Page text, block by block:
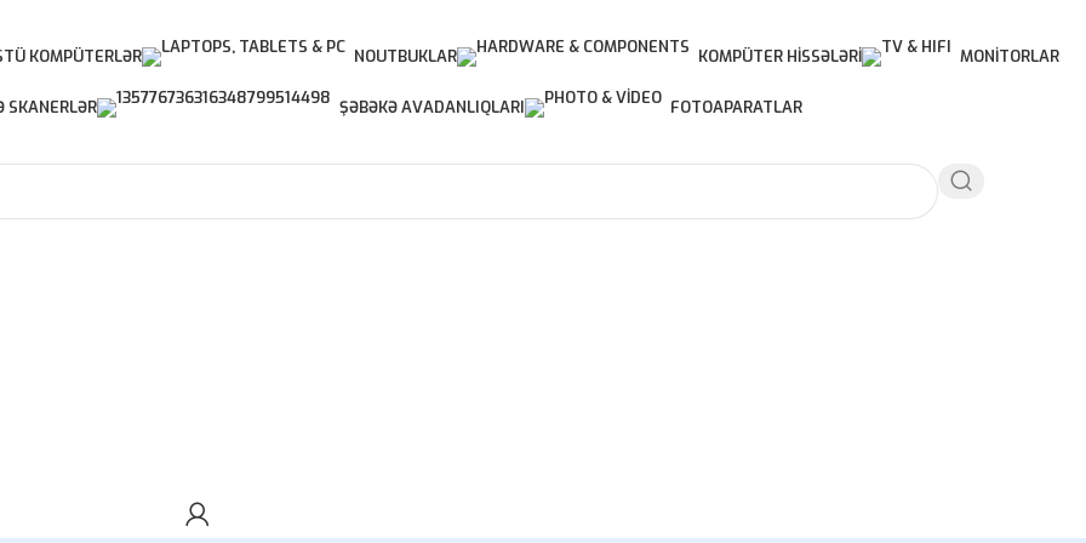
KOMPÜTERLƏR NOUTBUKLAR KOMPÜTER HISSƏLƏRI MONITORLAR
SKANERLƏR ŞƏBƏKƏ AVADANLIQLARI FOTOAPARATLAR